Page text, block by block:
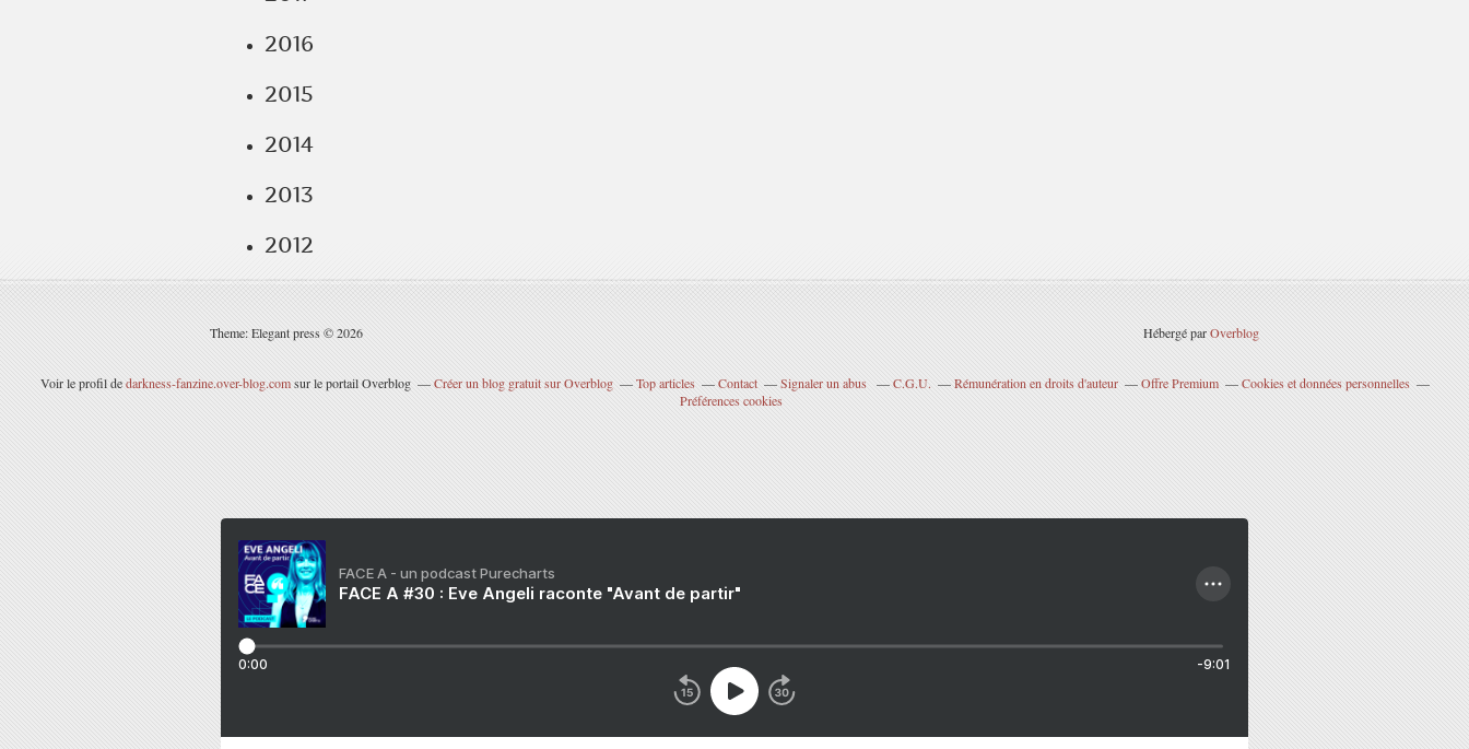
2016
2015
2014
2013
2012
Theme: Elegant press © 2026 Hébergé parOverblog
Voir le profil dedarkness-fanzine.over-blog.comsur le portail Overblog Créer un blog gratuit sur Overblog Top articles Contact Signaler un abus C.G.U. Rémunération en droits d'auteur Offre Premium
Cookies et données personnelles
Préférences cookies
FACE A - un podcast Purecharts
FACE A #30 : Eve Angeli raconte "Avant de partir"
0:00 -9:01